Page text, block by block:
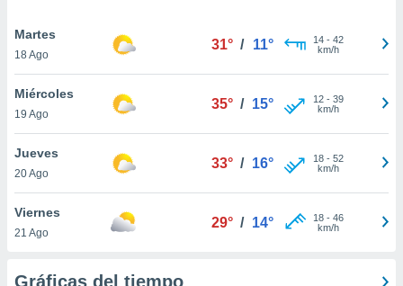
únicos
similares
como
IP
posible
traten tus
en
Para
Martes
18 Ago
31° / 11° 14- 42
km/h
Miércoles
19 Ago
35° / 15° 12- 39
km/h
Jueves
20 Ago
33° / 16° 18- 52
km/h
Viernes
21 Ago
29° / 14° 18- 46
km/h
Gráficas del tiempo